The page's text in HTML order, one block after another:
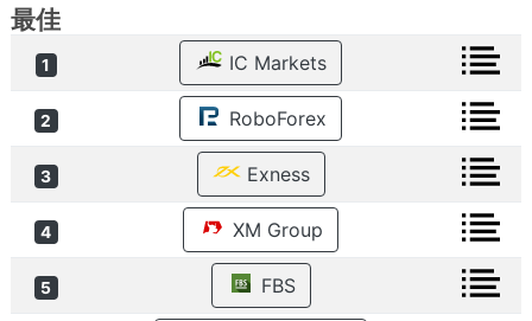
最佳
1 IC Markets
2 RoboForex
3 Exness
4 XM Group
5 FBS